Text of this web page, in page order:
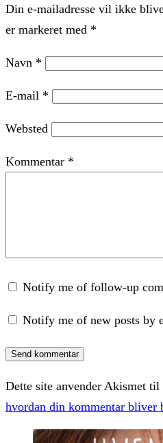
Din e-mailadresse vil ikke
er markeret med *
Navn *
E-mail *
Websted
Kommentar *
Notify me of follow-up
Notify me of new posts by
Dette site anvender Akismet til
hvordan din kommentar bliver